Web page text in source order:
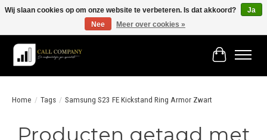
Vóór 19:00 besteld morgen in huis!
Winkelwagen
Home / Tags / Samsung S23 FE Kickstand Ring Armor Zwart
Producten getagd met
Wij slaan cookies op om onze website te verbeteren. Is dat akkoord?
Ja
Nee
Meer over cookies »